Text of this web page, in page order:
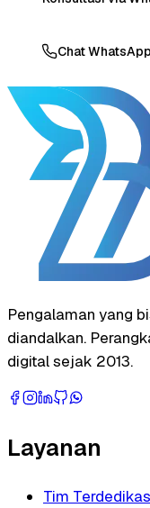
Chat
Pengalaman yang
diandalkan.
digital sejak 2013.
Layanan
Tim